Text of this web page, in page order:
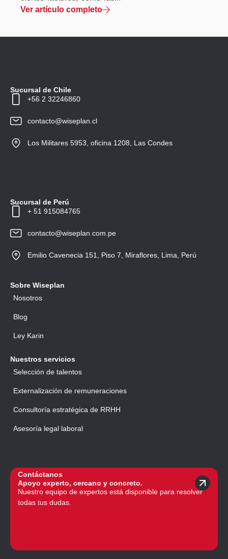
Ver artículo completo
+56 2 32246860
contacto@wiseplan.cl
Los Militares 5953, oficina 1208, Las Condes
Sucursal de Chile
+ 51 915084765
contacto@wiseplan.com.pe
Emilio Cavenecia 151, Piso 7, Miraflores, Lima, Perú
Sucursal de Perú
Sobre Wiseplan
Nosotros
Blog
Ley Karin
Nuestros servicios
Selección de talentos
Externalización de remuneraciones
Consultoría estratégica de RRHH
Asesoría legal laboral
Contáctanos
Apoyo experto, cercano y concreto.
Nuestro equipo de expertos está disponible para resolver
todas tus dudas.